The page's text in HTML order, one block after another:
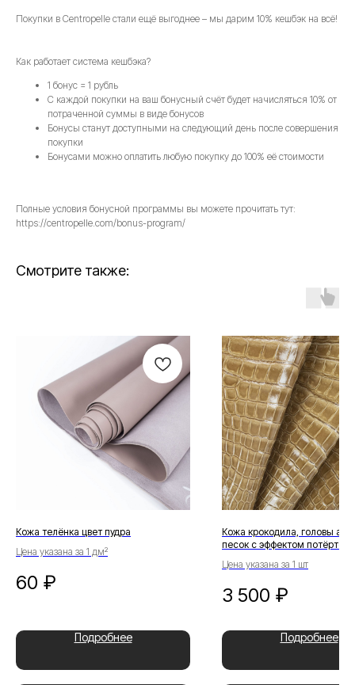
Покупки в Centropelle стали ещё выгоднее – мы дарим 10% кешбэк на всё!
Как работает система кешбэка?
1 бонус = 1 рубль
С каждой покупки на ваш бонусный счёт будет начисляться 10% от
потраченной суммы в виде бонусов
Бонусы станут доступными на следующий день после совершения
покупки
Бонусами можно оплатить любую покупку до 100% её стоимости
Полные условия бонусной программы вы можете прочитать тут:
https://centropelle.com/bonus-program/
Смотрите также:
Кожа телёнка цвет пудра
Цена указана за 1 дм²
60 ₽
Подробнее
Кожа крокодила, головы
песок с эффектом
Цена указана за 1 шт
3 500 ₽
Подробнее